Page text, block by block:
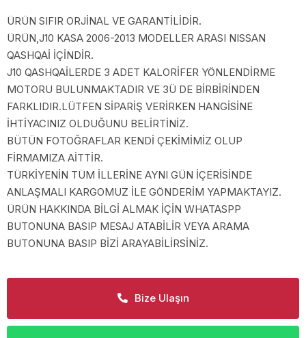
ÜRÜN SIFIR ORJİNAL VE GARANTİLİDİR.
ÜRÜN,J10 KASA 2006-2013 MODELLER ARASI NISSAN
QASHQAİ İÇİNDİR.
J10 QASHQAİLERDE 3 ADET KALORİFER YÖNLENDİRME
MOTORU BULUNMAKTADIR VE 3Ü DE BİRBİRİNDEN
FARKLIDIR.LÜTFEN SİPARİŞ VERİRKEN HANGİSİNE
İHTİYACINIZ OLDUĞUNU BELİRTİNİZ.
BÜTÜN FOTOĞRAFLAR KENDİ ÇEKİMİMİZ OLUP
FİRMAMIZA AİTTİR.
TÜRKİYENİN TÜM İLLERİNE AYNI GÜN İÇERİSİNDE
ANLAŞMALI KARGOMUZ İLE GÖNDERİM YAPMAKTAYIZ.
ÜRÜN HAKKINDA BİLGİ ALMAK İÇİN WHATASPP
BUTONUNA BASIP MESAJ ATABİLİR VEYA ARAMA
BUTONUNA BASIP BİZİ ARAYABİLİRSİNİZ.
Bize Ulaşın